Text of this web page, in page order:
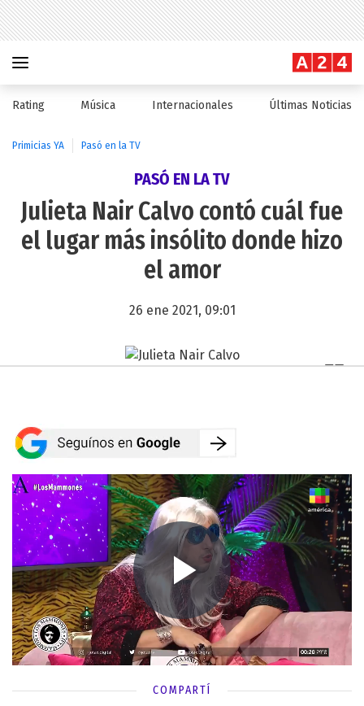
Rating Música Internacionales Últimas Noticias
Primicias YA Pasó en la TV
PASÓ EN LA TV
Julieta Nair Calvo contó cuál fue
el lugar más insólito donde hizo
el amor
26 ene 2021, 09:01
COMPARTÍ